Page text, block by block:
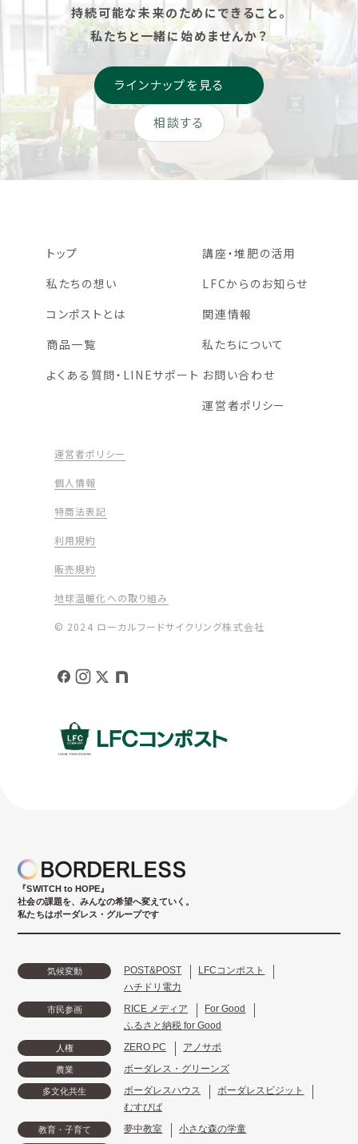
持続可能な未来のためにできること。
私たちと一緒に始めませんか？
相談する
ラインナップを見る
トップ
私たちの想い
コンポストとは
商品一覧
よくある質問・LINEサポート
講座・堆肥の活用
LFCからのお知らせ
関連情報
私たちについて
お問い合わせ
運営者ポリシー
© 2024 ローカルフードサイクリング株式会社
運営者ポリシー
個人情報
特商法表記
利用規約
販売規約
地球温暖化への取り組み
『SWITCH to HOPE』
社会の課題を、みんなの希望へ変えていく。
私たちはボーダレス・グループです
気候変動 POST&POST
LFCコンポスト
ハチドリ電力
市民参画 RICE メディア
For Good
ふるさと納税 for Good
人権 ZERO PC アノサポ
農業 ボーダレス・グリーンズ
多文化共生 ボーダレスハウス
ボーダレスビジット
むすびば
教育・子育て 夢中教室 小さな森の学童